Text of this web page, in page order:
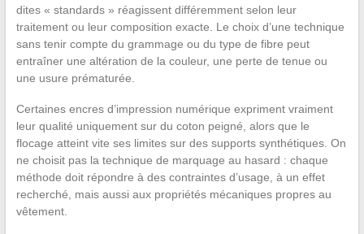
dites « standards » réagissent différemment selon leur
traitement ou leur composition exacte. Le choix d’une technique
sans tenir compte du grammage ou du type de fibre peut
entraîner une altération de la couleur, une perte de tenue ou
une usure prématurée.
Certaines encres d’impression numérique expriment vraiment
leur qualité uniquement sur du coton peigné, alors que le
flocage atteint vite ses limites sur des supports synthétiques. On
ne choisit pas la technique de marquage au hasard : chaque
méthode doit répondre à des contraintes d’usage, à un effet
recherché, mais aussi aux propriétés mécaniques propres au
vêtement.